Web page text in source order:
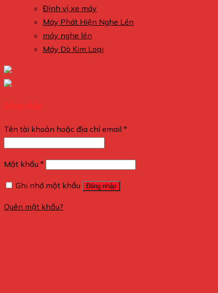
Định vị xe máy
Máy Phát Hiện Nghe Lén
máy nghe lén
Máy Dò Kim Loại
Đăng nhập
Tên tài khoản hoặc địa chỉ email *
Mật khẩu *
Ghi nhớ mật khẩu Đăng nhập
Quên mật khẩu?